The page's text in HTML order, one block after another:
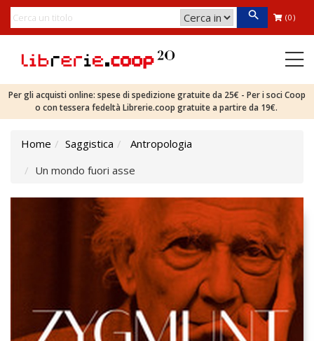
(0)
Per gli acquisti online: spese di spedizione gratuite da 25€ - Per i soci Coop
o con tessera fedeltà Librerie.coop gratuite a partire da 19€.
Home Saggistica
Antropologia
Un mondo fuori asse